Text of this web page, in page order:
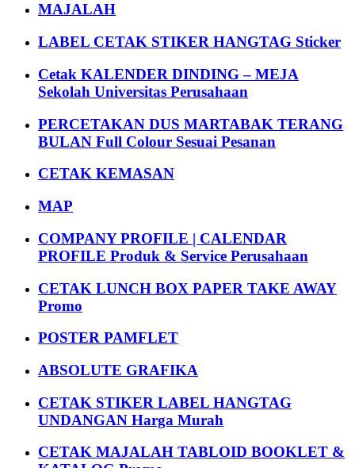
MAJALAH
LABEL CETAK STIKER HANGTAG Sticker
Cetak KALENDER DINDING – MEJA
Sekolah Universitas Perusahaan
PERCETAKAN DUS MARTABAK TERANG
BULAN Full Colour Sesuai Pesanan
CETAK KEMASAN
MAP
COMPANY PROFILE | CALENDAR
PROFILE Produk & Service Perusahaan
CETAK LUNCH BOX PAPER TAKE AWAY
Promo
POSTER PAMFLET
ABSOLUTE GRAFIKA
CETAK STIKER LABEL HANGTAG
UNDANGAN Harga Murah
CETAK MAJALAH TABLOID BOOKLET &